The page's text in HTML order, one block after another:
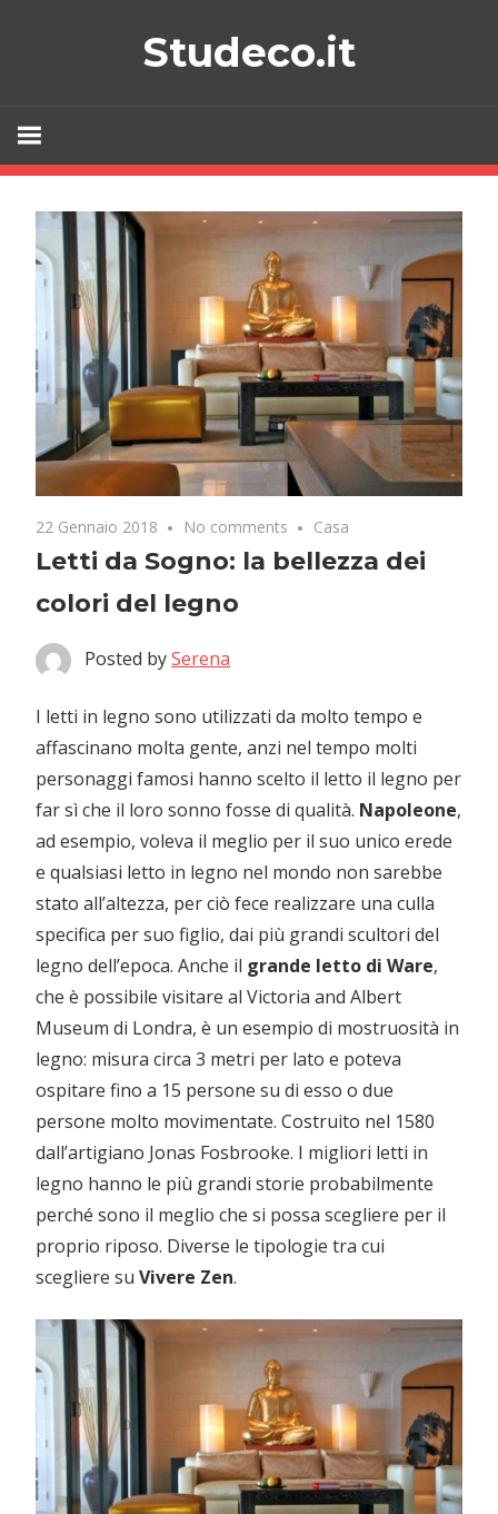
Studeco.it
22 Gennaio 2018 No comments Casa
Letti da Sogno: la bellezza dei
colori del legno
Posted bySerena
I letti in legno sono utilizzati da molto tempo e
affascinano molta gente, anzi nel tempo molti
personaggi famosi hanno scelto il letto il legno per
far sì che il loro sonno fosse di qualità. Napoleone,
ad esempio, voleva il meglio per il suo unico erede
e qualsiasi letto in legno nel mondo non sarebbe
stato all’altezza, per ciò fece realizzare una culla
specifica per suo figlio, dai più grandi scultori del
legno dell’epoca. Anche il grande letto di Ware,
che è possibile visitare al Victoria and Albert
Museum di Londra, è un esempio di mostruosità in
legno: misura circa 3 metri per lato e poteva
ospitare fino a 15 persone su di esso o due
persone molto movimentate. Costruito nel 1580
dall’artigiano Jonas Fosbrooke. I migliori letti in
legno hanno le più grandi storie probabilmente
perché sono il meglio che si possa scegliere per il
proprio riposo. Diverse le tipologie tra cui
scegliere su Vivere Zen.